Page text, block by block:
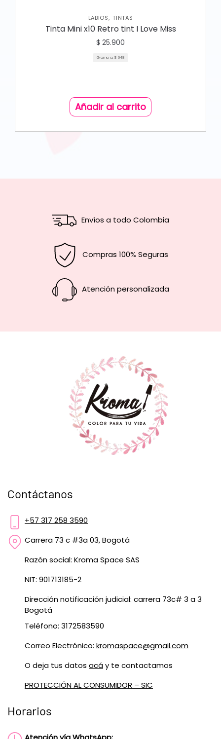
LABIOS,TINTAS
Tinta Mini x10 Retro tint I Love Miss
$ 25.900
Gramo a: $ 648
Añadir al carrito
Envíos a todo Colombia
Compras 100% Seguras
Atención personalizada
Contáctanos
+57 317 258 3590
Carrera 73 c #3a 03, Bogotá
Razón social: Kroma Space SAS
NIT: 901713185-2
Dirección notificación judicial: carrera 73c# 3 a 3
Bogotá
Teléfono: 3172583590
Correo Electrónico: kromaspace@gmail.com
O deja tus datos acáy te contactamos
PROTECCIÓN AL CONSUMIDOR – SIC
Horarios